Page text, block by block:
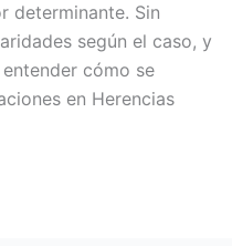
determinante. Sin
según el caso, y
cómo se
en Herencias